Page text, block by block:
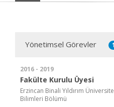
Yönetimsel Görevler 1
2016 - 2019
Fakülte Kurulu Üyesi
Erzincan Binali Yıldırım
Bilimleri Bölümü